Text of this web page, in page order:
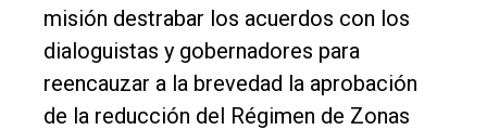
misión destrabar los acuerdos con los
dialoguistas y gobernadores para
reencauzar a la brevedad la aprobación
de la reducción del Régimen de Zonas